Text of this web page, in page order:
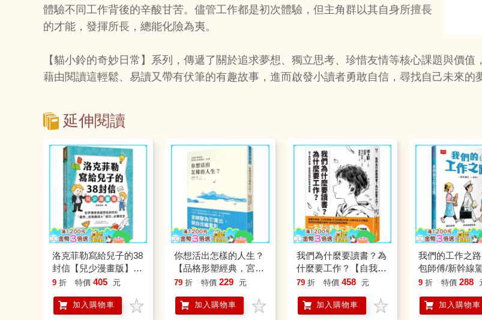
體驗不同工作背後的辛酸甘苦。儘管工作都是初次體驗，但主角群以其自身所擅長
的才能，發揮所長，總能化險為夷。
【貓小鈴的奇妙日常】系列，傳遞了關於追求夢想、獨立思考、珍惜友情等核心課題與價
藉由閱讀這輕鬆、易讀又帶有伏筆的有趣故事，進而啟發小讀者勇敢自信，尋找自己未來的
延伸閱讀
洛克菲勒寫給兒子的38
封信【兒少漫畫版】：
世界傳奇首富想告訴你
&「成功」必備信念
9 折 特價 405 元
加入購物車
你想活出怎樣的人生？
【品格形塑經典，宮崎
駿為它復出，親自改編
79 折 特價 229 元
加入購物車
我們為什麼要讀書？為
什麼要工作？【自我探
索平裝版】：為了得到
考這些事
79 折 特價 458 元
加入購物車
我們的工作之
包師傅/新幹線
研究員
9 折 特價 288
加入購物車